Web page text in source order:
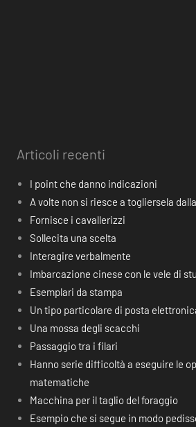
Articoli recenti
I point che danno indicazioni
A volte non si riesce a togliersela
Fornisce i cavallerizzi
Sollecita una scelta
Interagire verbalmente
Imbarcazione cinese con le vele di
Esemplari da stampa
Un tipo particolare di posta
Una mossa degli scacchi
Passaggio tra i filari
Hanno serie difficoltà a eseguire le
matematiche
Macchina per il taglio del foraggio
Esempio che si segue in modo